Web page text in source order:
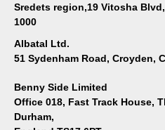
Sredets region,19 Vitosha
1000
Albatal Ltd.
51 Sydenham Road, Croyden,
Benny Side Limited
Office 018, Fast Track House,
Durham,